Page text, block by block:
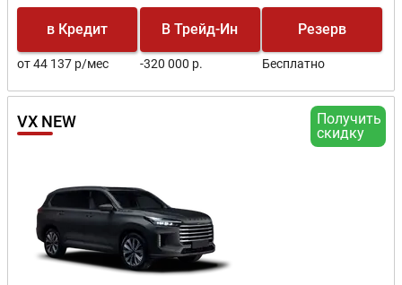
в Кредит
от 44 137 р/мес
В Трейд-Ин
-320 000 р.
Резерв
Бесплатно
Получить
скидку
VX NEW